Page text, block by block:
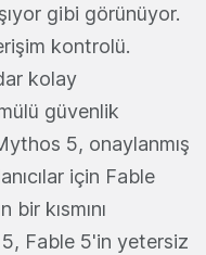
gibi görünüyor.
kontrolü.
kolay
güvenlik
5, onaylanmış
için Fable
bir kısmını
Fable 5'in yetersiz